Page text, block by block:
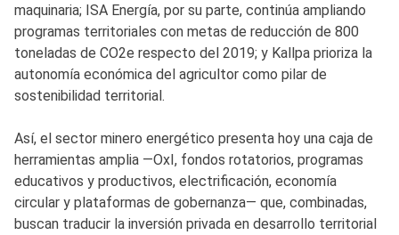
maquinaria; ISA Energía, por su parte, continúa ampliando
programas territoriales con metas de reducción de 800
toneladas de CO2e respecto del 2019; y Kallpa prioriza la
autonomía económica del agricultor como pilar de
sostenibilidad territorial.
Así, el sector minero energético presenta hoy una caja de
herramientas amplia —OxI, fondos rotatorios, programas
educativos y productivos, electrificación, economía
circular y plataformas de gobernanza— que, combinadas,
buscan traducir la inversión privada en desarrollo territorial